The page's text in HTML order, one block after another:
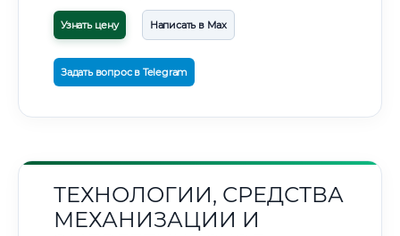
Узнать цену Написать в Max
Задать вопрос в Telegram
ТЕХНОЛОГИИ, СРЕДСТВА
МЕХАНИЗАЦИИ И